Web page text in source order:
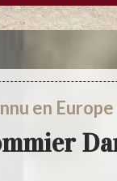
en Europe